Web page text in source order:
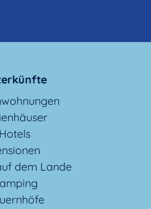
Hotels
dem Lande